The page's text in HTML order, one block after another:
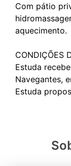
Com pátio
aquecimento.
CONDIÇÕES
Estuda
Navegantes,